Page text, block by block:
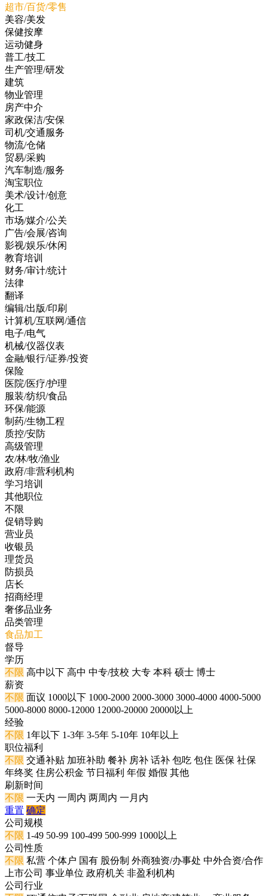
超市/百货/零售
美容/美发
保健按摩
运动健身
普工/技工
生产管理/研发
建筑
物业管理
房产中介
家政保洁/安保
司机/交通服务
物流/仓储
贸易/采购
汽车制造/服务
淘宝职位
美术/设计/创意
化工
市场/媒介/公关
广告/会展/咨询
影视/娱乐/休闲
教育培训
财务/审计/统计
法律
翻译
编辑/出版/印刷
计算机/互联网/通信
电子/电气
机械/仪器仪表
金融/银行/证券/投资
保险
医院/医疗/护理
服装/纺织/食品
环保/能源
制药/生物工程
质控/安防
高级管理
农/林/牧/渔业
政府/非营利机构
学习培训
其他职位
不限
促销导购
营业员
收银员
理货员
防损员
店长
招商经理
奢侈品业务
品类管理
食品加工
督导
学历
不限 高中以下 高中 中专/技校 大专 本科 硕士 博士
薪资
不限 面议 1000以下 1000-2000 2000-3000 3000-4000 4000-5000
5000-8000 8000-12000 12000-20000 20000以上
经验
不限 1年以下 1-3年 3-5年 5-10年 10年以上
职位福利
不限 交通补贴 加班补助 餐补 房补 话补 包吃 包住 医保 社保
年终奖 住房公积金 节日福利 年假 婚假 其他
刷新时间
不限 一天内 一周内 两周内 一月内
重置 确定
公司规模
不限 1-49 50-99 100-499 500-999 1000以上
公司性质
不限 私营 个体户 国有 股份制 外商独资/办事处 中外合资/合作
上市公司 事业单位 政府机关 非盈利机构
公司行业